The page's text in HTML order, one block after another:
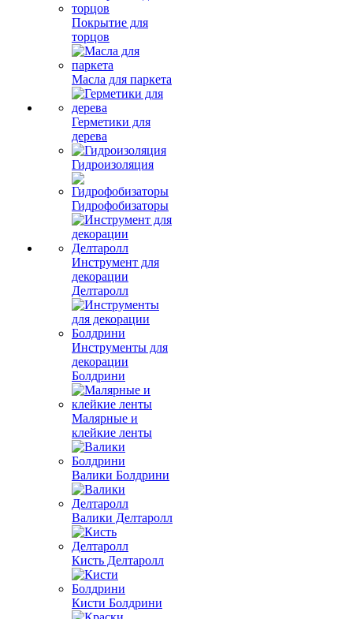
Покрытие для
торцов
Масла для паркета
Герметики для
дерева
Гидроизоляция
Гидрофобизаторы
Инструмент для
декорации
Делтаролл
Инструменты для
декорации
Болдрини
Малярные и
клейкие ленты
Валики Болдрини
Валики Делтаролл
Кисть Делтаролл
Кисти Болдрини